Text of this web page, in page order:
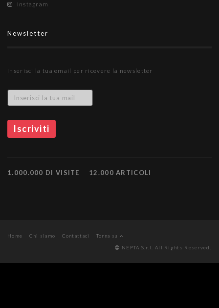
Instagram
Newsletter
Inserisci la tua email per ricevere la newsletter
1.000.000 DI VISITE 12.000 ARTICOLI
Home Chi siamo Contattaci
Torna su
NEPTA S.r.l. All Rights Reserved.